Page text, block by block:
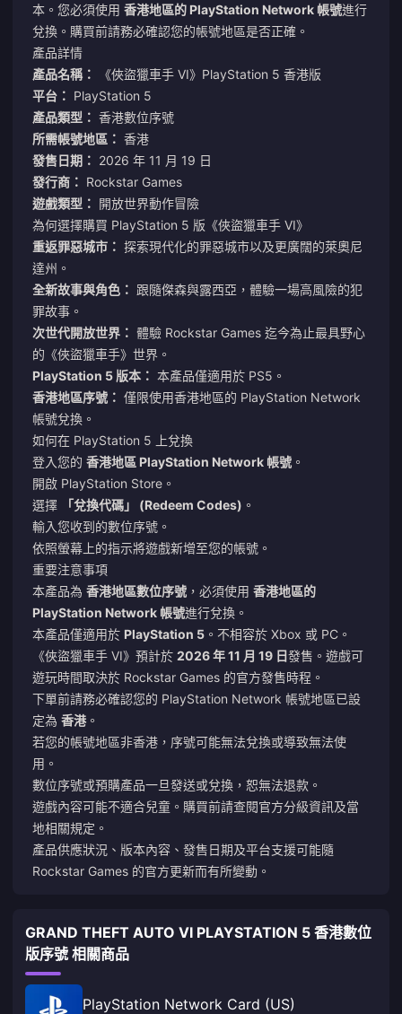
本。您必須使用 香港地區的 PlayStation Network 帳號進行
兌換。購買前請務必確認您的帳號地區是否正確。
產品詳情
產品名稱：
《俠盜獵車手 VI》PlayStation 5 香港版
平台： PlayStation 5
產品類型： 香港數位序號
所需帳號地區： 香港
發售日期： 2026 年 11 月 19 日
發行商： Rockstar Games
遊戲類型： 開放世界動作冒險
為何選擇購買 PlayStation 5 版《俠盜獵車手 VI》
重返罪惡城市： 探索現代化的罪惡城市以及更廣闊的萊奧尼
達州。
全新故事與角色： 跟隨傑森與露西亞，體驗一場高風險的犯
罪故事。
次世代開放世界： 體驗 Rockstar Games 迄今為止最具野心
的《俠盜獵車手》世界。
PlayStation 5 版本： 本產品僅適用於 PS5。
香港地區序號： 僅限使用香港地區的 PlayStation Network
帳號兌換。
如何在 PlayStation 5 上兌換
登入您的 香港地區 PlayStation Network 帳號 。
開啟 PlayStation Store。
選擇
「兌換代碼」 (Redeem Codes) 。
輸入您收到的數位序號。
依照螢幕上的指示將遊戲新增至您的帳號。
重要注意事項
本產品為 香港地區數位序號 ，必須使用 香港地區的
PlayStation Network 帳號進行兌換。
本產品僅適用於 PlayStation 5 。不相容於 Xbox 或 PC。
《俠盜獵車手 VI》預計於 2026 年 11 月 19 日發售。遊戲可
遊玩時間取決於 Rockstar Games 的官方發售時程。
下單前請務必確認您的 PlayStation Network 帳號地區已設
定為 香港。
若您的帳號地區非香港，序號可能無法兌換或導致無法使
用。
數位序號或預購產品一旦發送或兌換，恕無法退款。
遊戲內容可能不適合兒童。購買前請查閱官方分級資訊及當
地相關規定。
產品供應狀況、版本內容、發售日期及平台支援可能隨
Rockstar Games 的官方更新而有所變動。
GRAND THEFT AUTO VI PLAYSTATION 5 香港數位
版序號 相關商品
PlayStation Network Card (US)